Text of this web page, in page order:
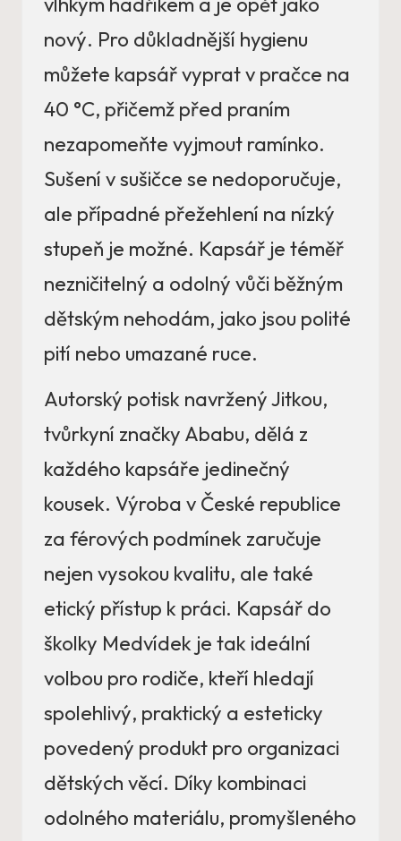
nový. Pro důkladnější hygienu
můžete kapsář vyprat v pračce na
40 °C, přičemž před praním
nezapomeňte vyjmout ramínko.
Sušení v sušičce se nedoporučuje,
ale případné přežehlení na nízký
stupeň je možné. Kapsář je téměř
nezničitelný a odolný vůči běžným
dětským nehodám, jako jsou polité
pití nebo umazané ruce.
Autorský potisk navržený Jitkou,
tvůrkyní značky Ababu, dělá z
každého kapsáře jedinečný
kousek. Výroba v České republice
za férových podmínek zaručuje
nejen vysokou kvalitu, ale také
etický přístup k práci. Kapsář do
školky Medvídek je tak ideální
volbou pro rodiče, kteří hledají
spolehlivý, praktický a esteticky
povedený produkt pro organizaci
dětských věcí. Díky kombinaci
odolného materiálu, promyšleného